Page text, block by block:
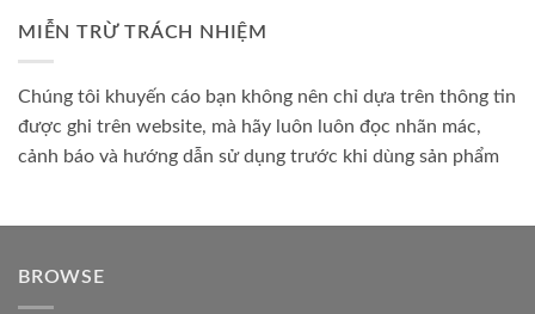
MIỄN TRỪ TRÁCH NHIỆM
Chúng tôi khuyến cáo bạn không nên chỉ dựa trên thông tin
được ghi trên website, mà hãy luôn luôn đọc nhãn mác,
cảnh báo và hướng dẫn sử dụng trước khi dùng sản phẩm
BROWSE